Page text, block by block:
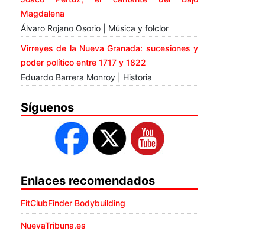
Magdalena
Álvaro Rojano Osorio | Música y folclor
Virreyes de la Nueva Granada: sucesiones y
poder político entre 1717 y 1822
Eduardo Barrera Monroy | Historia
Síguenos
Enlaces recomendados
FitClubFinder Bodybuilding
NuevaTribuna.es